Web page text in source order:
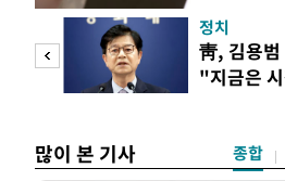
정치
靑, 김용범
"지금은
많이 본 기사 종합